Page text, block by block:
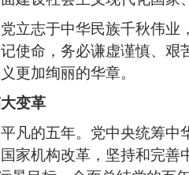
立志于中华民族千秋伟业
使命，务必谦虚谨慎、艰
更加绚丽的华章。
变革
凡的五年。党中央统筹中
家机构改革，坚持和完